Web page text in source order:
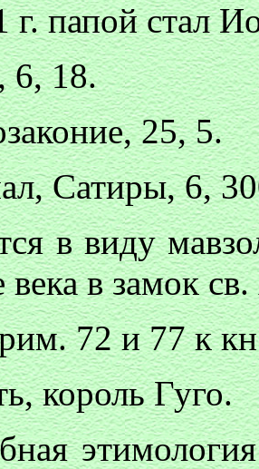
г. папой стал
6, 18.
25, 5.
Сатиры, 6,
в виду
века в замок
72 и 77 к
король Гуго.